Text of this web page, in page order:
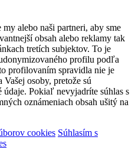
alebo naši partneri, aby sme
obsah alebo reklamy tak
tretích subjektov. To je
profilu podľa
profilovaním spravidla nie je
osoby, pretože sú
údaje. Pokiaľ nevyjadríte súhlas s
oznámeniach obsah ušitý na
cookies Súhlasím s